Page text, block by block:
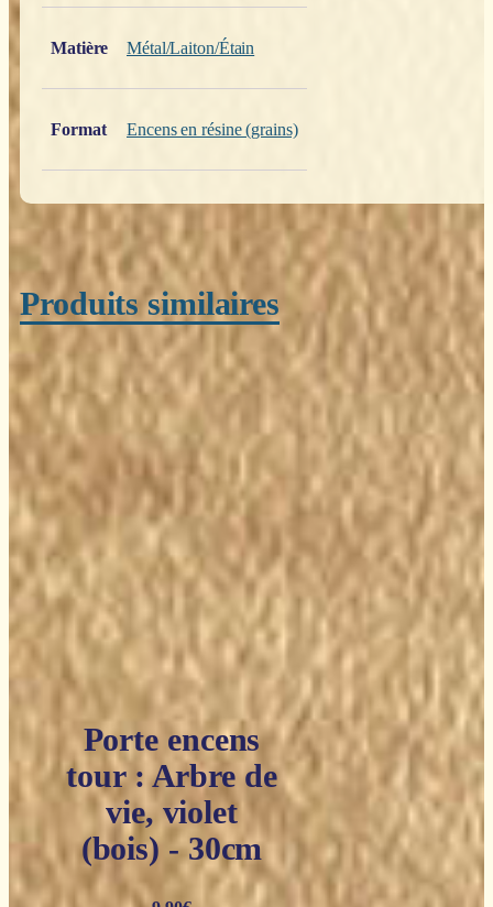
Matière
Métal/Laiton/Étain
Format Encens en résine (grains)
Produits similaires
Porte encens
tour : Arbre de
vie, violet
(bois) - 30cm